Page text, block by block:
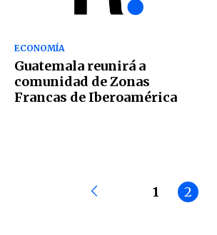
ECONOMÍA
Guatemala reunirá a
comunidad de Zonas
Francas de Iberoamérica
1 2